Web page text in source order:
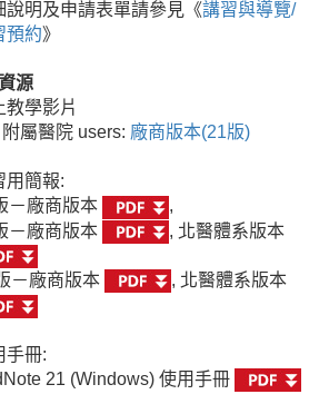
說明及申請表單請參見《講習與導覽/
預約》
源
教學影片
附屬醫院 users: 廠商版本(21版)
用簡報:
－廠商版本
,
－廠商版本
, 北醫體系版本
－廠商版本 , 北醫體系版本
手冊:
21 (Windows) 使用手冊